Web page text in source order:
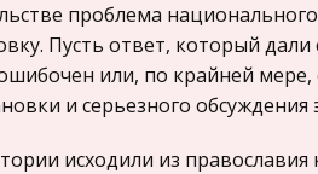
проблема национального
Пусть ответ, который
или, по крайней
и серьезного обсуждения
исходили из православия